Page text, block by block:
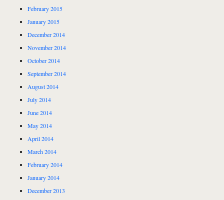
February 2015
January 2015
December 2014
November 2014
October 2014
September 2014
August 2014
July 2014
June 2014
May 2014
April 2014
March 2014
February 2014
January 2014
December 2013